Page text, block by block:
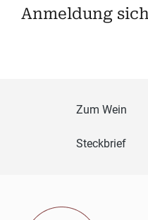
Anmeldung
Zum Wein
Steckbrief